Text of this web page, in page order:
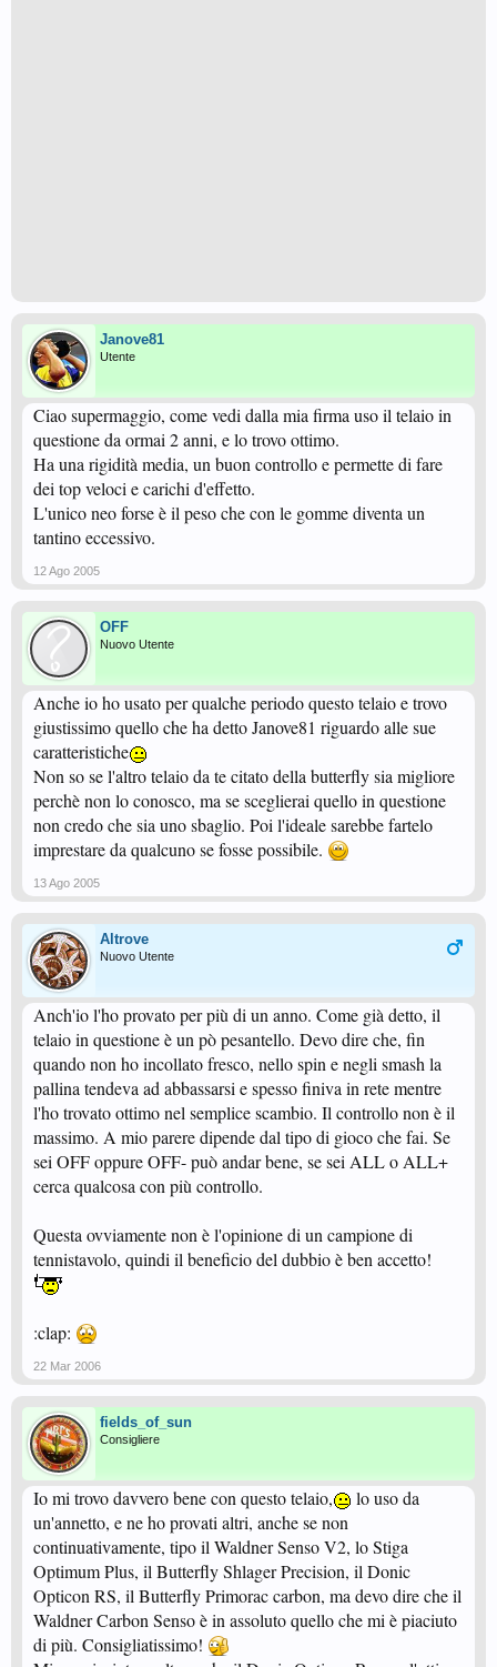
Janove81
Utente
Ciao supermaggio, come vedi dalla mia firma uso il telaio in
questione da ormai 2 anni, e lo trovo ottimo.
Ha una rigidità media, un buon controllo e permette di fare
dei top veloci e carichi d'effetto.
L'unico neo forse è il peso che con le gomme diventa un
tantino eccessivo.
12 Ago 2005
OFF
Nuovo Utente
Anche io ho usato per qualche periodo questo telaio e trovo
giustissimo quello che ha detto Janove81 riguardo alle sue
caratteristiche
Non so se l'altro telaio da te citato della butterfly sia migliore
perchè non lo conosco, ma se sceglierai quello in questione
non credo che sia uno sbaglio. Poi l'ideale sarebbe fartelo
imprestare da qualcuno se fosse possibile.
13 Ago 2005
Altrove
Nuovo Utente
Anch'io l'ho provato per più di un anno. Come già detto, il
telaio in questione è un pò pesantello. Devo dire che, fin
quando non ho incollato fresco, nello spin e negli smash la
pallina tendeva ad abbassarsi e spesso finiva in rete mentre
l'ho trovato ottimo nel semplice scambio. Il controllo non è il
massimo. A mio parere dipende dal tipo di gioco che fai. Se
sei OFF oppure OFF- può andar bene, se sei ALL o ALL+
cerca qualcosa con più controllo.
Questa ovviamente non è l'opinione di un campione di
tennistavolo, quindi il beneficio del dubbio è ben accetto!
:clap:
22 Mar 2006
fields_of_sun
Consigliere
Io mi trovo davvero bene con questo telaio,
lo uso da
un'annetto, e ne ho provati altri, anche se non
continuativamente, tipo il Waldner Senso V2, lo Stiga
Optimum Plus, il Butterfly Shlager Precision, il Donic
Opticon RS, il Butterfly Primorac carbon, ma devo dire che il
Waldner Carbon Senso è in assoluto quello che mi è piaciuto
di più. Consigliatissimo!